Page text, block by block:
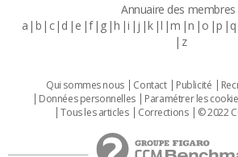
Annuaire des membres
a b c d e f g h i j k l m n o p q
z
Qui sommes nous Contact Publicité
Données personnelles
Paramétrer les
Tous les articles
Corrections © 2022